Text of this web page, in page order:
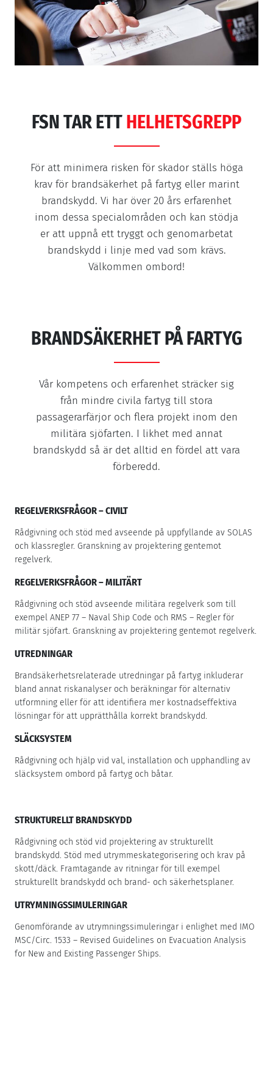
FSN TAR ETTHELHETSGREPP
För att minimera risken för skador ställs höga
krav för brandsäkerhet på fartyg eller marint
brandskydd. Vi har över 20 års erfarenhet
inom dessa specialområden och kan stödja
er att uppnå ett tryggt och genomarbetat
brandskydd i linje med vad som krävs.
Välkommen ombord!
BRANDSÄKERHET PÅ FARTYG
Vår kompetens och erfarenhet sträcker sig
från mindre civila fartyg till stora
passagerarfärjor och flera projekt inom den
militära sjöfarten. I likhet med annat
brandskydd så är det alltid en fördel att vara
förberedd.
REGELVERKSFRÅGOR – CIVILT
Rådgivning och stöd med avseende på uppfyllande av SOLAS
och klassregler. Granskning av projektering gentemot
regelverk.
REGELVERKSFRÅGOR – MILITÄRT
Rådgivning och stöd avseende militära regelverk som till
exempel ANEP 77 – Naval Ship Code och RMS – Regler för
militär sjöfart. Granskning av projektering gentemot regelverk.
UTREDNINGAR
Brandsäkerhetsrelaterade utredningar på fartyg inkluderar
bland annat riskanalyser och beräkningar för alternativ
utformning eller för att identifiera mer kostnadseffektiva
lösningar för att upprätthålla korrekt brandskydd.
SLÄCKSYSTEM
Rådgivning och hjälp vid val, installation och upphandling av
släcksystem ombord på fartyg och båtar.
STRUKTURELLT BRANDSKYDD
Rådgivning och stöd vid projektering av strukturellt
brandskydd. Stöd med utrymmeskategorisering och krav på
skott/däck. Framtagande av ritningar för till exempel
strukturellt brandskydd och brand- och säkerhetsplaner.
UTRYMNINGSSIMULERINGAR
Genomförande av utrymningssimuleringar i enlighet med IMO
MSC/Circ. 1533 – Revised Guidelines on Evacuation Analysis
for New and Existing Passenger Ships.